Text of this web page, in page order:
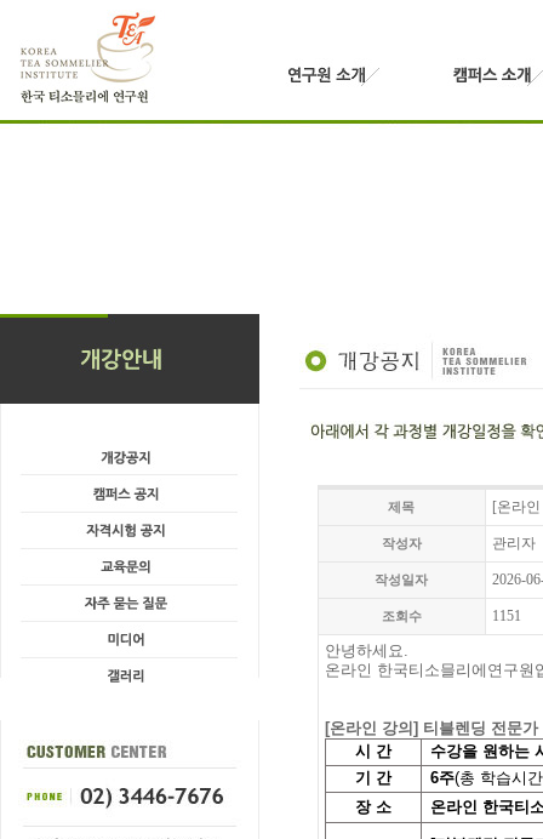
제목 [온라
작성자 관리자
작성일자 2026-
조회수 1151
안녕하세요.
온라인 한국티소믈리에연구원
[온라인 강의] 티블렌딩 전문가
시 간
수강을 원하는
기
간 6주(총 학습시간
장 소
온라인 한국티